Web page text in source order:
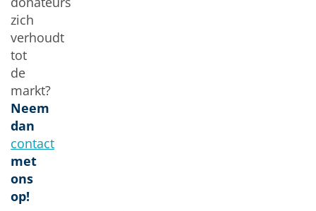
zich
verhoudt
tot
de
markt?
Neem
dan
contact
met
ons
op!